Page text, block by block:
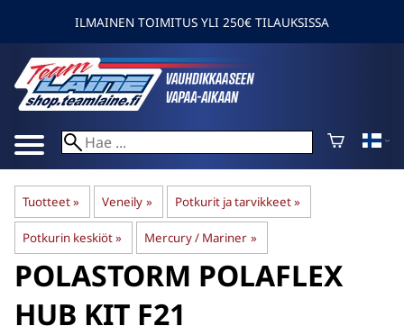
ILMAINEN TOIMITUS YLI 250€ TILAUKSISSA
Tuotteet‪» Veneily ‪» Potkurit ja tarvikkeet‪»
Potkurin keskiöt‪» Mercury / Mariner ‪»
POLASTORM POLAFLEX
HUB KIT F21